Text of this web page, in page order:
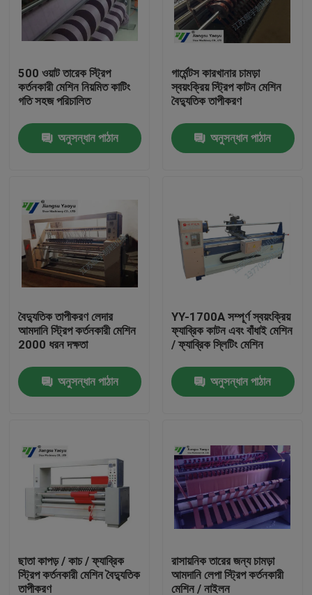
পণ্য
আমাদের সম্পর্কে
কারখানা ভ্রমণ
মান নিয়ন্ত্রণ
উদ্ধৃতির জন্য আবেদন
হাইড্রোলিক Die কাটন মেশিন
হাইড্রোলিক সুইং আর্ম কাটন মেশিন
500 ওয়াট তারেক স্ট্রিপ
কর্তনকারী মেশিন নিয়মিত কাটিং
গতি সহজ পরিচালিত
অনুসন্ধান পাঠান
গার্মেন্টস কারখানার চামড়া
স্বয়ংক্রিয় স্ট্রিপ কাটন মেশিন
বৈদ্যুতিক তাপীকরণ
অনুসন্ধান পাঠান
বৈদ্যুতিক তাপীকরণ লেদার
আমদানি স্ট্রিপ কর্তনকারী মেশিন
2000 ধরন দক্ষতা
অনুসন্ধান পাঠান
YY-1700A সম্পূর্ণ স্বয়ংক্রিয়
ফ্যাব্রিক কাটন এবং বাঁধাই মেশিন
/ ফ্যাব্রিক স্লিটিং মেশিন
অনুসন্ধান পাঠান
ছাতা কাপড় / কাচ / ফ্যাব্রিক
স্ট্রিপ কর্তনকারী মেশিন বৈদ্যুতিক
তাপীকরণ
রাসায়নিক তারের জন্য চামড়া
আমদানি লেপা স্ট্রিপ কর্তনকারী
মেশিন / নাইলন